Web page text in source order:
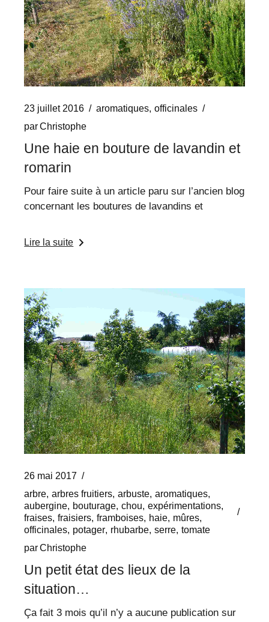
23 juillet 2016 aromatiques officinales
parChristophe
Une haie en bouture de lavandin et
romarin
Pour faire suite à un article paru sur l’ancien blog
concernant les boutures de lavandins et
Lire la suite
26 mai 2017
arbre arbres fruitiers arbuste aromatiques
aubergine
bouturage chou
expérimentations
fraises fraisiers framboises haie mûres
officinales potager rhubarbe serre tomate
parChristophe
Un petit état des lieux de la
situation…
Ça fait 3 mois qu’il n’y a aucune publication sur